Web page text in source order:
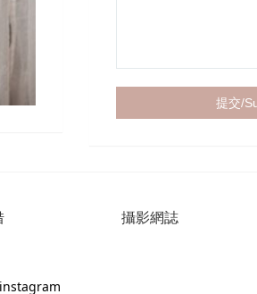
攝影網誌
instagram